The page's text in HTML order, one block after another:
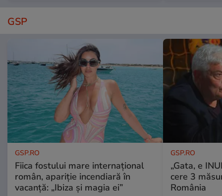
GSP
GSP.RO
Fiica fostului mare internațional
român, apariție incendiară în
vacanță: „Ibiza și magia ei”
GSP.RO
„Gata, e
cere 3
România